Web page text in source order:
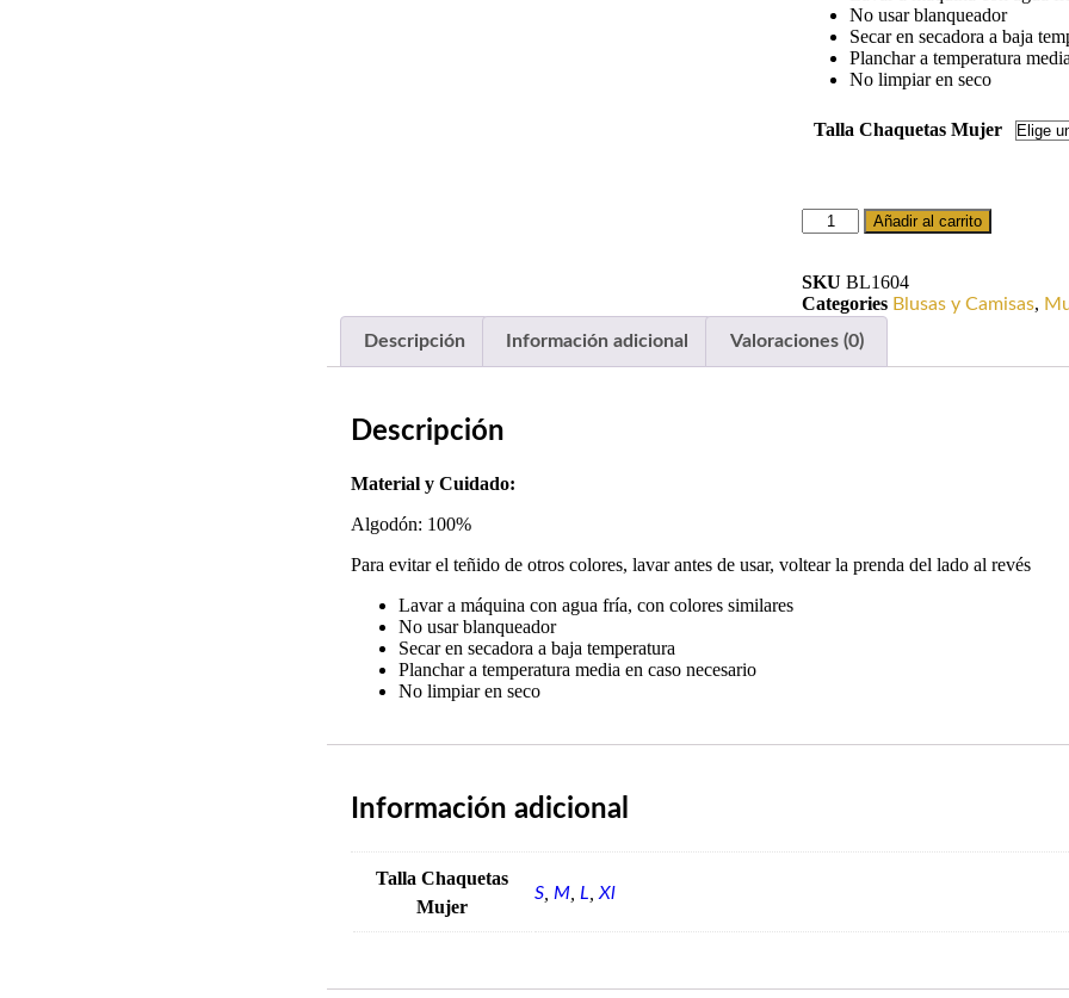
No usar blanqueador
Secar en secadora a baja
Planchar a temperatura
No limpiar en seco
Talla Chaquetas Mujer
Añadir al carrito
SKU BL1604
Categories Blusas y Camisas,
Descripción
Información adicional Valoraciones (0)
Descripción
Material y Cuidado:
Algodón: 100%
Para evitar el teñido de otros colores, lavar antes de usar, voltear la prenda del lado al revés
Lavar a máquina con agua fría, con colores similares
No usar blanqueador
Secar en secadora a baja temperatura
Planchar a temperatura media en caso necesario
No limpiar en seco
Información adicional
Talla Chaquetas
Mujer
S, M, L Xl